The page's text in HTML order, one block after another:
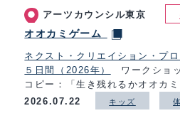
アーツカウンシル東京
オオカミゲーム
ネクスト・クリエイション・プ
５日間（2026年）
ワークショ
コピー：「生き残れるかオオカミ
2026.07.22
キッズ